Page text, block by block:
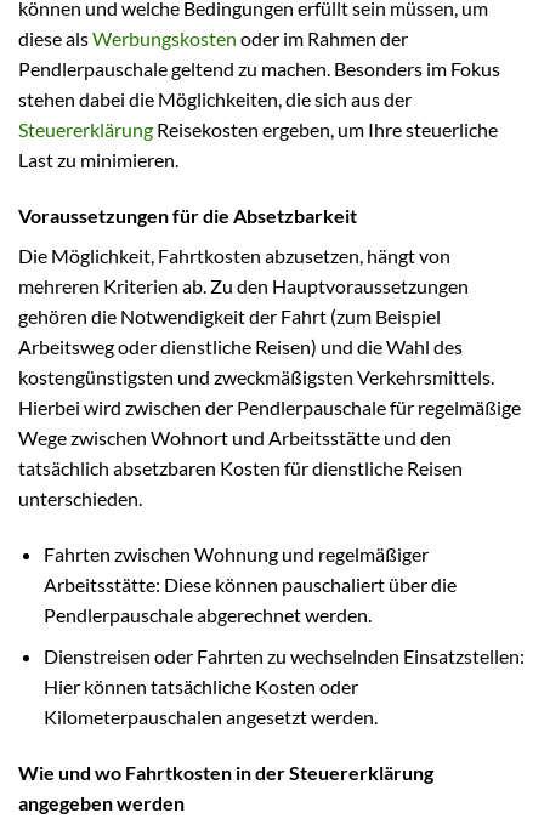
können und welche Bedingungen erfüllt sein müssen, um
diese alsWerbungskosten oder im Rahmen der
Pendlerpauschale geltend zu machen. Besonders im Fokus
stehen dabei die Möglichkeiten, die sich aus der
Steuererklärung Reisekosten ergeben, um Ihre steuerliche
Last zu minimieren.
Voraussetzungen für die Absetzbarkeit
Die Möglichkeit, Fahrtkosten abzusetzen, hängt von
mehreren Kriterien ab. Zu den Hauptvoraussetzungen
gehören die Notwendigkeit der Fahrt (zum Beispiel
Arbeitsweg oder dienstliche Reisen) und die Wahl des
kostengünstigsten und zweckmäßigsten Verkehrsmittels.
Hierbei wird zwischen der Pendlerpauschale für regelmäßige
Wege zwischen Wohnort und Arbeitsstätte und den
tatsächlich absetzbaren Kosten für dienstliche Reisen
unterschieden.
Fahrten zwischen Wohnung und regelmäßiger
Arbeitsstätte: Diese können pauschaliert über die
Pendlerpauschale abgerechnet werden.
Dienstreisen oder Fahrten zu wechselnden Einsatzstellen:
Hier können tatsächliche Kosten oder
Kilometerpauschalen angesetzt werden.
Wie und wo Fahrtkosten in der Steuererklärung
angegeben werden